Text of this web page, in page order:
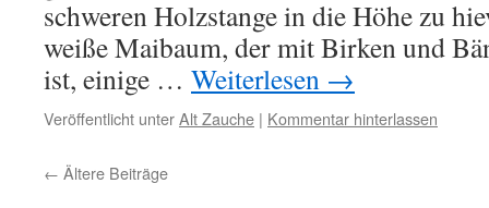
schweren Holzstange in die Höhe zu
weiße Maibaum, der mit Birken und
ist, einige … Weiterlesen →
Veröffentlicht unterAlt Zauche | Kommentar hinterlassen
← Ältere Beiträge